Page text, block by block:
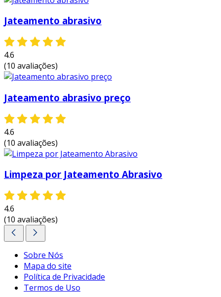
Jateamento abrasivo
4.6
(10 avaliações)
Jateamento abrasivo preço
4.6
(10 avaliações)
Limpeza por Jateamento Abrasivo
4.6
(10 avaliações)
Sobre Nós
Mapa do site
Política de Privacidade
Termos de Uso